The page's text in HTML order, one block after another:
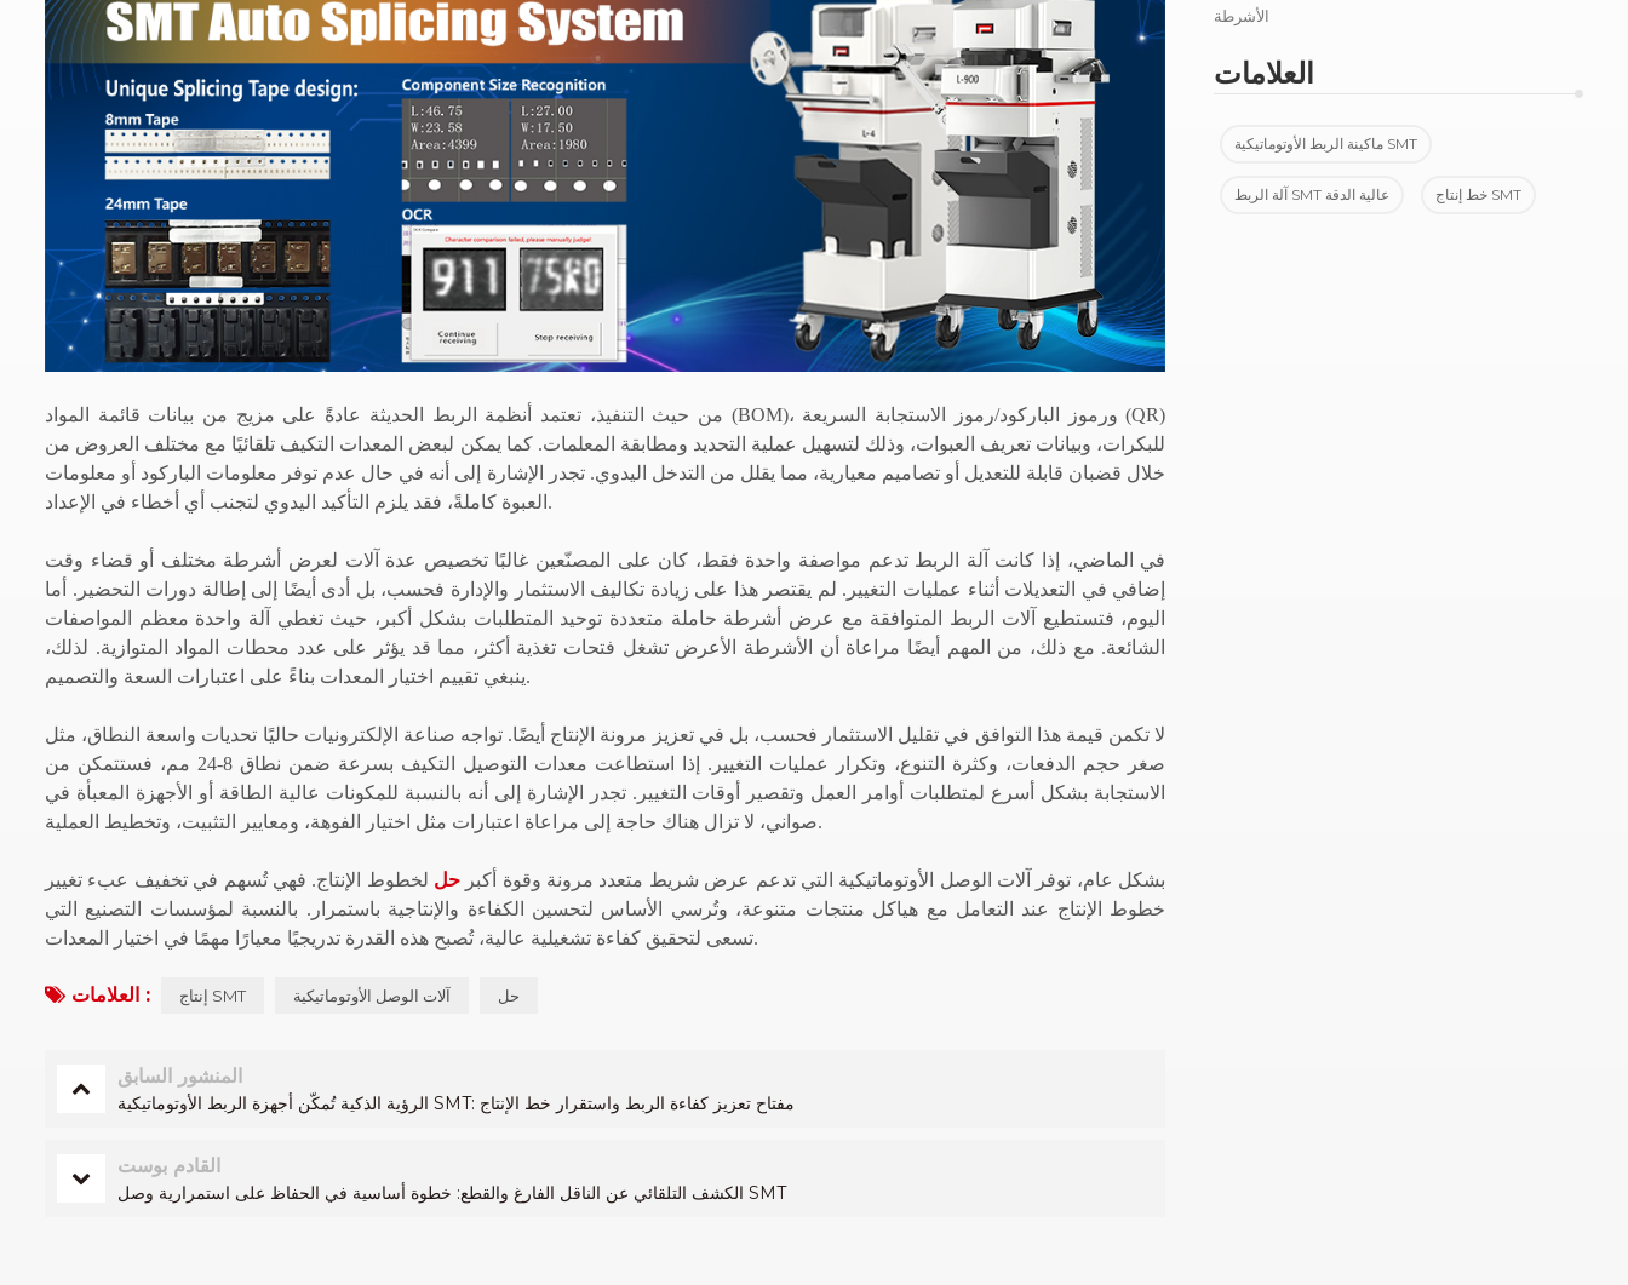
الأشرطة
العلامات
ماكينة الربط الأوتوماتيكية SMT
آلة الربط SMT عالية الدقة خط إنتاج SMT
من حيث التنفيذ، تعتمد أنظمة الربط الحديثة عادةً على مزيج من بيانات قائمة المواد (BOM)، ورموز الباركود/رموز الاستجابة السريعة (QR)
للبكرات، وبيانات تعريف العبوات، وذلك لتسهيل عملية التحديد ومطابقة المعلمات. كما يمكن لبعض المعدات التكيف تلقائيًا مع مختلف العروض من
خلال قضبان قابلة للتعديل أو تصاميم معيارية، مما يقلل من التدخل اليدوي. تجدر الإشارة إلى أنه في حال عدم توفر معلومات الباركود أو معلومات
العبوة كاملةً، فقد يلزم التأكيد اليدوي لتجنب أي أخطاء في الإعداد.
في الماضي، إذا كانت آلة الربط تدعم مواصفة واحدة فقط، كان على المصنّعين غالبًا تخصيص عدة آلات لعرض أشرطة مختلف أو قضاء وقت
إضافي في التعديلات أثناء عمليات التغيير. لم يقتصر هذا على زيادة تكاليف الاستثمار والإدارة فحسب، بل أدى أيضًا إلى إطالة دورات التحضير. أما
اليوم، فتستطيع آلات الربط المتوافقة مع عرض أشرطة حاملة متعددة توحيد المتطلبات بشكل أكبر، حيث تغطي آلة واحدة معظم المواصفات
الشائعة. مع ذلك، من المهم أيضًا مراعاة أن الأشرطة الأعرض تشغل فتحات تغذية أكثر، مما قد يؤثر على عدد محطات المواد المتوازية. لذلك،
ينبغي تقييم اختيار المعدات بناءً على اعتبارات السعة والتصميم.
لا تكمن قيمة هذا التوافق في تقليل الاستثمار فحسب، بل في تعزيز مرونة الإنتاج أيضًا. تواجه صناعة الإلكترونيات حاليًا تحديات واسعة النطاق، مثل
صغر حجم الدفعات، وكثرة التنوع، وتكرار عمليات التغيير. إذا استطاعت معدات التوصيل التكيف بسرعة ضمن نطاق 8-24 مم، فستتمكن من
الاستجابة بشكل أسرع لمتطلبات أوامر العمل وتقصير أوقات التغيير. تجدر الإشارة إلى أنه بالنسبة للمكونات عالية الطاقة أو الأجهزة المعبأة في
صواني، لا تزال هناك حاجة إلى مراعاة اعتبارات مثل اختيار الفوهة، ومعايير التثبيت، وتخطيط العملية.
بشكل عام، توفر آلات الوصل الأوتوماتيكية التي تدعم عرض شريط متعدد مرونة وقوة أكبر حل لخطوط الإنتاج. فهي تُسهم في تخفيف عبء تغيير
خطوط الإنتاج عند التعامل مع هياكل منتجات متنوعة، وتُرسي الأساس لتحسين الكفاءة والإنتاجية باستمرار. بالنسبة لمؤسسات التصنيع التي
تسعى لتحقيق كفاءة تشغيلية عالية، تُصبح هذه القدرة تدريجيًا معيارًا مهمًا في اختيار المعدات.
العلامات : إنتاج SMT آلات الوصل الأوتوماتيكية حل
المنشور السابق
الرؤية الذكية تُمكّن أجهزة الربط الأوتوماتيكية SMT: مفتاح تعزيز كفاءة الربط واستقرار خط الإنتاج
القادم بوست
الكشف التلقائي عن الناقل الفارغ والقطع: خطوة أساسية في الحفاظ على استمرارية وصل SMT